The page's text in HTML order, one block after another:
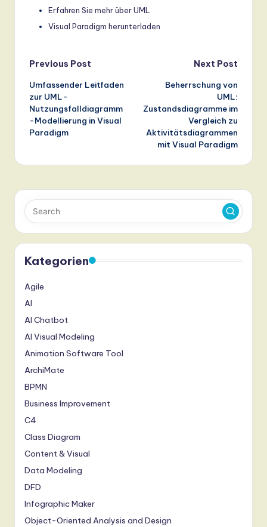
Erfahren Sie mehr über UML
Visual Paradigm herunterladen
Post
navigation
Previous Post
Umfassender Leitfaden
zur UML-
Nutzungsfalldiagramm
-Modellierung in Visual
Paradigm
Next Post
Beherrschung von
UML:
Zustandsdiagramme im
Vergleich zu
Aktivitätsdiagrammen
mit Visual Paradigm
Kategorien
Agile
AI
AI Chatbot
AI Visual Modeling
Animation Software Tool
ArchiMate
BPMN
Business Improvement
C4
Class Diagram
Content & Visual
Data Modeling
DFD
Infographic Maker
Object-Oriented Analysis and Design